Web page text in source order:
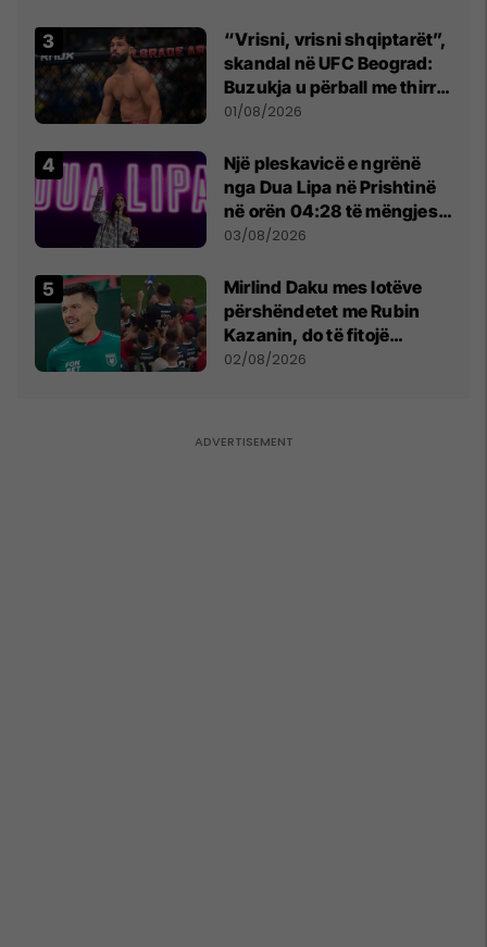
“Vrisni, vrisni shqiptarët”,
skandal në UFC Beograd:
Buzukja u përball me thirrje
anti-shqiptare nga
01/08/2026
Një pleskavicë e ngrënë
nga Dua Lipa në Prishtinë
në orën 04:28 të mëngjesit
- dhe bota digjitale serbe
03/08/2026
Mirlind Daku mes lotëve
përshëndetet me Rubin
Kazanin, do të fitojë
miliona te Spartak Moska
02/08/2026